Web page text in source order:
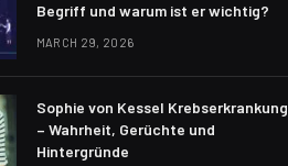
Begriff und warum ist er wichtig?
MARCH 29, 2026
Sophie von Kessel Krebserkrankung
– Wahrheit, Gerüchte und
Hintergründe